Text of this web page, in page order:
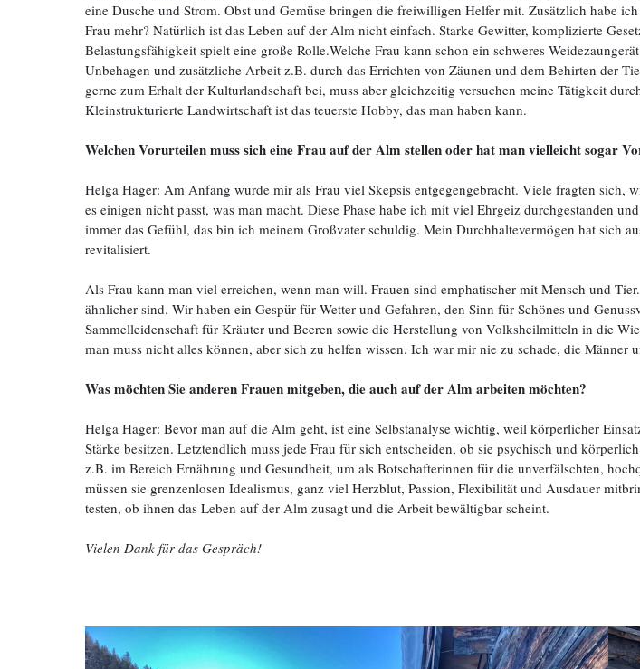
eine Dusche und Strom. Obst und Gemüse bringen die freiwilligen Helfer mit. Zusätzlich habe
Frau mehr? Natürlich ist das Leben auf der Alm nicht einfach. Starke Gewitter, komplizierte
Belastungsfähigkeit spielt eine große Rolle.Welche Frau kann schon ein schweres
Unbehagen und zusätzliche Arbeit z.B. durch das Errichten von Zäunen und dem Behirten der
gerne zum Erhalt der Kulturlandschaft bei, muss aber gleichzeitig versuchen meine Tätigkeit
Kleinstrukturierte Landwirtschaft ist das teuerste Hobby, das man haben kann.
Welchen Vorurteilen muss sich eine Frau auf der Alm stellen oder hat man vielleicht sogar
Helga Hager: Am Anfang wurde mir als Frau viel Skepsis entgegengebracht. Viele fragten sich,
es einigen nicht passt, was man macht. Diese Phase habe ich mit viel Ehrgeiz durchgestanden
immer das Gefühl, das bin ich meinem Großvater schuldig. Mein Durchhaltevermögen hat sich
revitalisiert.
Als Frau kann man viel erreichen, wenn man will. Frauen sind emphatischer mit Mensch und Tier
ähnlicher sind. Wir haben ein Gespür für Wetter und Gefahren, den Sinn für Schönes und
Sammelleidenschaft für Kräuter und Beeren sowie die Herstellung von Volksheilmitteln in die
man muss nicht alles können, aber sich zu helfen wissen. Ich war mir nie zu schade, die
Was möchten Sie anderen Frauen mitgeben, die auch auf der Alm arbeiten möchten?
Helga Hager: Bevor man auf die Alm geht, ist eine Selbstanalyse wichtig, weil körperlicher
Stärke besitzen. Letztendlich muss jede Frau für sich entscheiden, ob sie psychisch und
z.B. im Bereich Ernährung und Gesundheit, um als Botschafterinnen für die unverfälschten,
müssen sie grenzenlosen Idealismus, ganz viel Herzblut, Passion, Flexibilität und Ausdauer
testen, ob ihnen das Leben auf der Alm zusagt und die Arbeit bewältigbar scheint.
Vielen Dank für das Gespräch!